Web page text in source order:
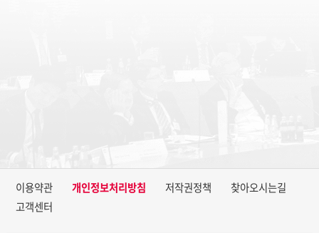
이용약관 개인정보처리방침 저작권정책
찾아오시는길
고객센터